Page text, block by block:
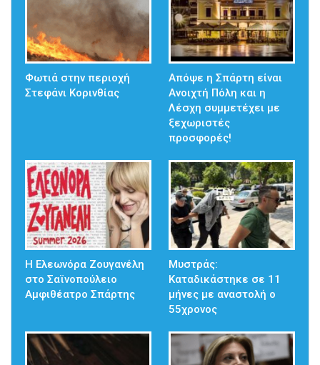
Φωτιά στην περιοχή
Στεφάνι Κορινθίας
Απόψε η Σπάρτη είναι
Ανοιχτή Πόλη και η
Λέσχη συμμετέχει με
ξεχωριστές
προσφορές!
Η Ελεωνόρα Ζουγανέλη
στο Σαϊνοπούλειο
Αμφιθέατρο Σπάρτης
Μυστράς:
Καταδικάστηκε σε 11
μήνες με αναστολή ο
55χρονος